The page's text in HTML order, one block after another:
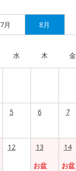
7月 8月
水 木 金
5 6 7
12
13
お盆
14
お盆